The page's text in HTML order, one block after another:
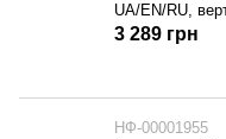
UA/EN/RU,
3 289 грн
НФ-00001955